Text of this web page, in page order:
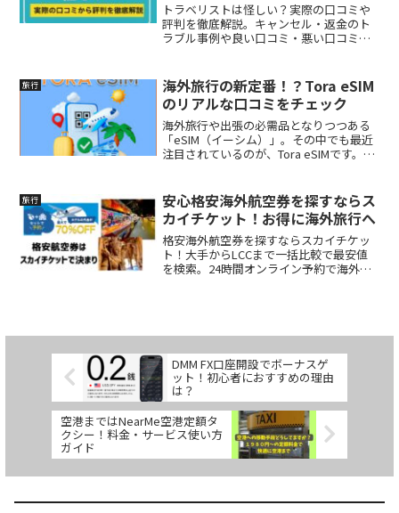
トラベリストは怪しい？実際の口コミや
評判を徹底解説。キャンセル・返金のト
ラブル事例や良い口コミ・悪い口コミを
旅行
海外旅行の新定番！？Tora eSIM
のリアルな口コミをチェック
海外旅行や出張の必需品となりつつある
「eSIM（イーシム）」。その中でも最近
注目されているのが、Tora eSIMです。
いはず。Tora eSIMのリアルな口コミや評
判、実際に使ってみた感想をまとめてご
紹介します！
旅行
安心格安海外航空券を探すならス
カイチケット！お得に海外旅行へ
格安海外航空券を探すならスカイチケッ
ト！大手からLCCまで一括比較で最安値
を検索。24時間オンライン予約で海外旅
DMM FX口座開設でボーナスゲ
ット！初心者におすすめの理由
は？
空港まではNearMe空港定額タ
クシー！料金・サービス使い方
ガイド